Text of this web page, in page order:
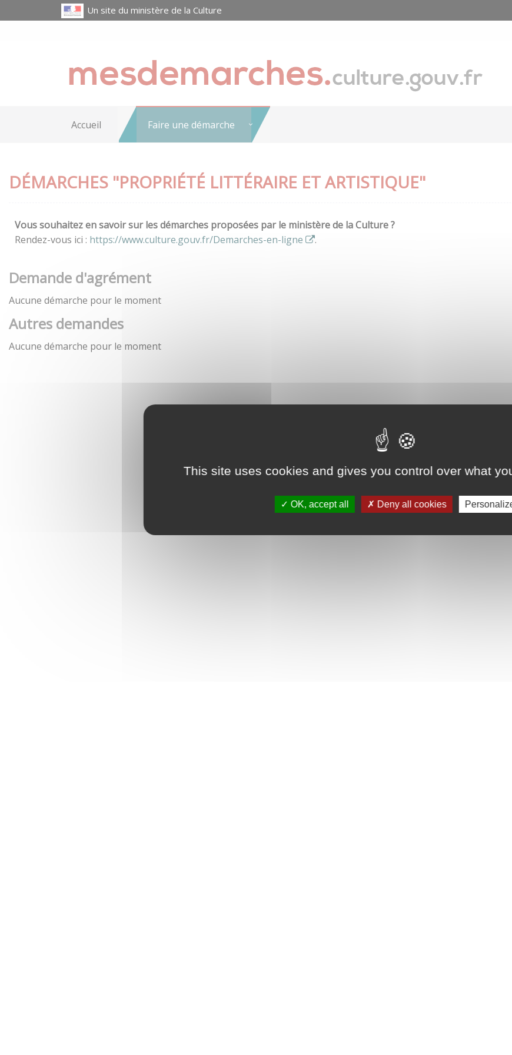
This site uses cookies and gives you control over what
OK, accept all Deny all cookies
Un site du ministère de la Culture
Accueil Faire une démarche
DÉMARCHES "PROPRIÉTÉ LITTÉRAIRE ET ARTISTIQUE"
Vous souhaitez en savoir sur les démarches proposées par le ministère de la Culture ?
Rendez-vous ici : https://www.culture.gouv.fr/Demarches-en-ligne .
Demande d'agrément
Aucune démarche pour le moment
Autres demandes
Aucune démarche pour le moment